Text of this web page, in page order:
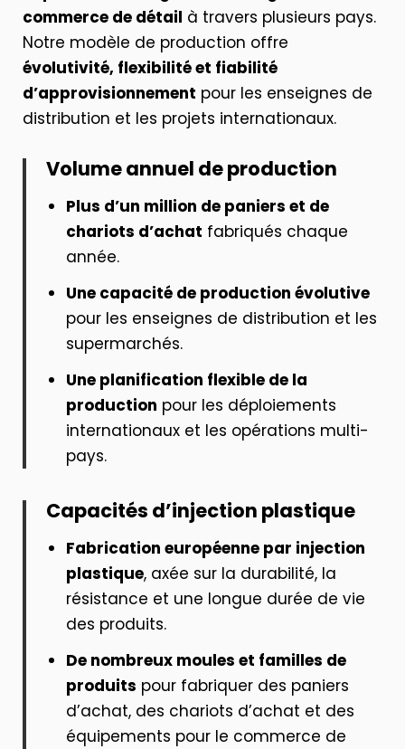
commerce de détail à travers plusieurs pays.
Notre modèle de production offre
évolutivité, flexibilité et fiabilité
d’approvisionnement pour les enseignes de
distribution et les projets internationaux.
Volume annuel de production
Plus d’un million de paniers et de
chariots d’achat fabriqués chaque
année.
Une capacité de production évolutive
pour les enseignes de distribution et les
supermarchés.
Une planification flexible de la
production pour les déploiements
internationaux et les opérations multi-
pays.
Capacités d’injection plastique
Fabrication européenne par injection
plastique, axée sur la durabilité, la
résistance et une longue durée de vie
des produits.
De nombreux moules et familles de
produits pour fabriquer des paniers
d’achat, des chariots d’achat et des
équipements pour le commerce de